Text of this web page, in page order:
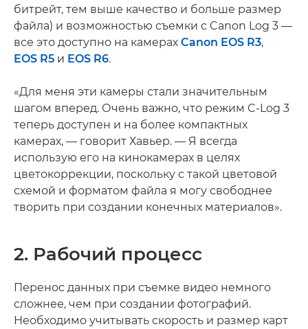
битрейт, тем выше качество и больше размер
файла) и возможностью съемки с Canon Log 3 —
все это доступно на камерах Canon EOS R3,
EOS R5 и EOS R6.
«Для меня эти камеры стали значительным
шагом вперед. Очень важно, что режим C-Log 3
теперь доступен и на более компактных
камерах, — говорит Хавьер. — Я всегда
использую его на кинокамерах в целях
цветокоррекции, поскольку с такой цветовой
схемой и форматом файла я могу свободнее
творить при создании конечных материалов».
2. Рабочий процесс
Перенос данных при съемке видео немного
сложнее, чем при создании фотографий.
Необходимо учитывать скорость и размер карт